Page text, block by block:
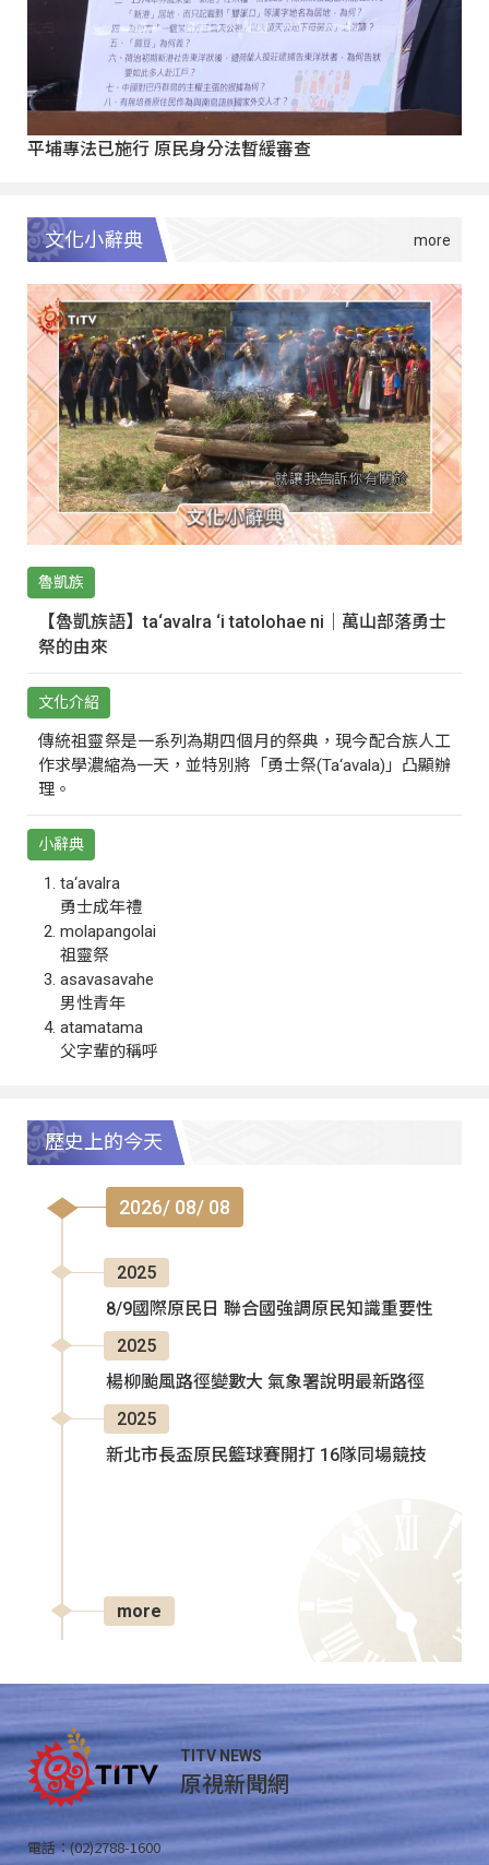
平埔專法已施行 原民身分法暫緩審查
文化小辭典
魯凱族
【魯凱族語】ta‘avalra ‘i tatolohae ni｜萬山部落勇士
祭的由來
文化介紹
傳統祖靈祭是一系列為期四個月的祭典，現今配合族人工
作求學濃縮為一天，並特別將「勇士祭(Ta‘avala)」凸顯辦
理。
小辭典
ta‘avalra
勇士成年禮
molapangolai
祖靈祭
asavasavahe
男性青年
atamatama
父字輩的稱呼
歷史上的今天
2026/ 08/ 08
2025
8/9國際原民日 聯合國強調原民知識重要性
2025
楊柳颱風路徑變數大 氣象署說明最新路徑
2025
新北市長盃原民籃球賽開打 16隊同場競技
more
TITV NEWS
原視新聞網
電話：(02)2788-1600